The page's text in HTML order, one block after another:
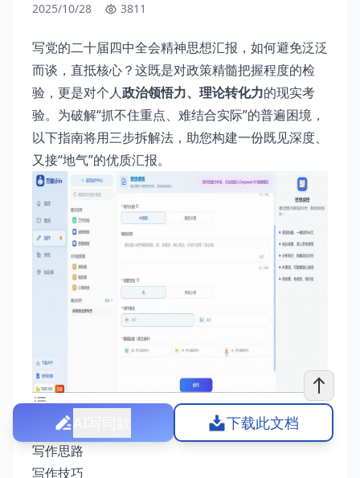
2025/10/28 3811
写党的二十届四中全会精神思想汇报，如何避免泛泛
而谈，直抵核心？这既是对政策精髓把握程度的检
验，更是对个人政治领悟力、理论转化力的现实考
验。为破解“抓不住重点、难结合实际”的普遍困境，
以下指南将用三步拆解法，助您构建一份既见深度、
又接“地气”的优质汇报。
党的二十届四中全会精神思想汇报写作指南
写作思路
写作技巧
下载此文档